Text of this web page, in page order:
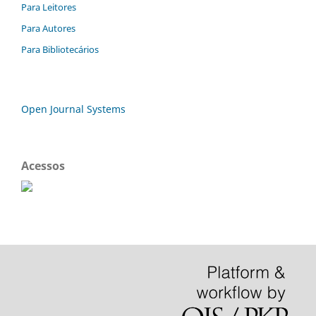
Para Leitores
Para Autores
Para Bibliotecários
Open Journal Systems
Acessos